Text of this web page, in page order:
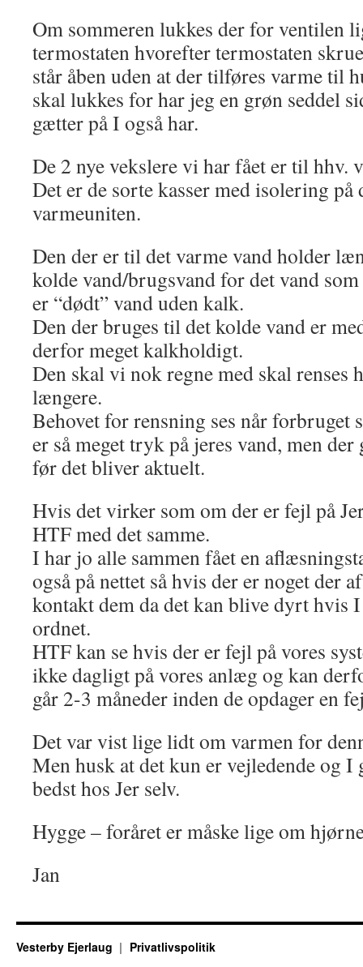
Om sommeren lukkes der for ventilen
termostaten hvorefter termostaten
står åben uden at der tilføres varme til
skal lukkes for har jeg en grøn seddel
gætter på I også har.
De 2 nye vekslere vi har fået er til hhv.
Det er de sorte kasser med isolering på
varmeuniten.
Den der er til det varme vand holder
kolde vand/brugsvand for det vand
er “dødt” vand uden kalk.
Den der bruges til det kolde vand er
derfor meget kalkholdigt.
Den skal vi nok regne med skal renses
længere.
Behovet for rensning ses når forbruget
er så meget tryk på jeres vand, men
før det bliver aktuelt.
Hvis det virker som om der er fejl på
HTF med det samme.
I har jo alle sammen fået en
også på nettet så hvis der er noget der
kontakt dem da det kan blive dyrt hvis
ordnet.
HTF kan se hvis der er fejl på vores
ikke dagligt på vores anlæg og kan
går 2-3 måneder inden de opdager en
Det var vist lige lidt om varmen for
Men husk at det kun er vejledende og
bedst hos Jer selv.
Hygge – foråret er måske lige om
Jan
Vesterby Ejerlaug Privatlivspolitik